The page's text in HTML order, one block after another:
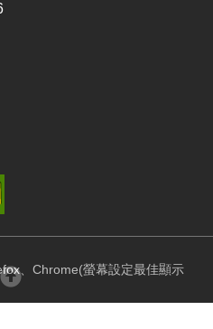
、Chrome(螢幕設定最佳顯示
回頂部